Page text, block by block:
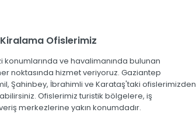
Ofislerimiz
ve havalimanında bulunan
noktasında hizmet veriyoruz. Gaziantep
Şahinbey, İbrahimli ve Karataş'taki ofislerimizden
Ofislerimiz turistik bölgelere, iş
merkezlerine yakın konumdadır.